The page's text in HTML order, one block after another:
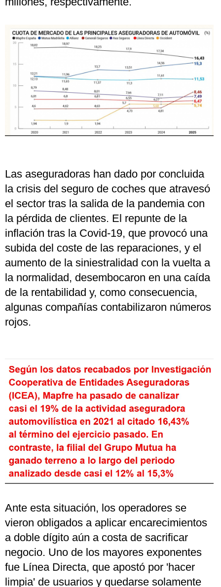
Las aseguradoras han dado por concluida
la crisis del seguro de coches que atravesó
el sector tras la salida de la pandemia con
la pérdida de clientes. El repunte de la
inflación tras la Covid-19, que provocó una
subida del coste de las reparaciones, y el
aumento de la siniestralidad con la vuelta a
la normalidad, desembocaron en una caída
de la rentabilidad y, como consecuencia,
algunas compañías contabilizaron números
rojos.
Ante esta situación, los operadores se
vieron obligados a aplicar encarecimientos
a doble dígito aún a costa de sacrificar
negocio. Uno de los mayores exponentes
fue Línea Directa, que apostó por 'hacer
limpia' de usuarios y quedarse solamente